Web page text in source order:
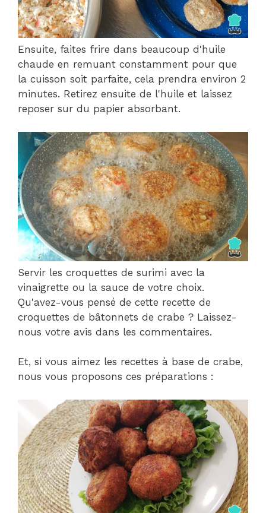
Ensuite, faites frire dans beaucoup d'huile
chaude en remuant constamment pour que
la cuisson soit parfaite, cela prendra environ 2
minutes. Retirez ensuite de l'huile et laissez
reposer sur du papier absorbant.
Servir les croquettes de surimi avec la
vinaigrette ou la sauce de votre choix.
Qu'avez-vous pensé de cette recette de
croquettes de bâtonnets de crabe ? Laissez-
nous votre avis dans les commentaires.
Et, si vous aimez les recettes à base de crabe,
nous vous proposons ces préparations :